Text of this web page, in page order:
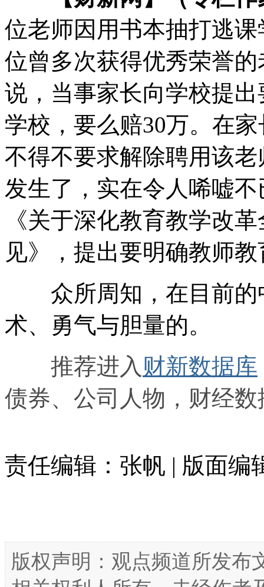
位老师因用书本抽打逃
位曾多次获得优秀荣誉
说，当事家长向学校提
学校，要么赔30万。在
不得不要求解除聘用该
发生了，实在令人唏嘘
《关于深化教育教学改
见》，提出要明确教师
众所周知，在目前的
术、勇气与胆量的。
推荐进入 财新数据库
债券、公司人物，财经
责任编辑：张帆 | 版面编
版权声明：观点频道所发布